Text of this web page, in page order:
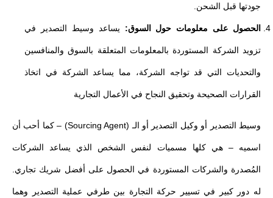
جودتها قبل الشحن.
الحصول على معلومات حول السوق: يساعد وسيط التصدير في
تزويد الشركة المستوردة بالمعلومات المتعلقة بالسوق والمنافسين
والتحديات التي قد تواجه الشركة، مما يساعد الشركة في اتخاذ
القرارات الصحيحة وتحقيق النجاح في الأعمال التجارية
وسيط التصدير أو وكيل التصدير أو الـ (Sourcing Agent) – كما أحب أن
اسميه – هي كلها مسميات لنفس الشخص الذي يساعد الشركات
المُصدرة والشركات المستوردة في الحصول على أفضل شريك تجاري.
له دور كبير في تسيير حركة التجارة بين طرفي عملية التصدير وهما